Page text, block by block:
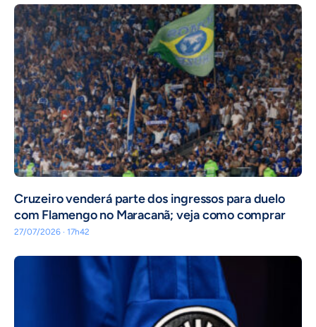
Cruzeiro venderá parte dos ingressos para duelo
com Flamengo no Maracanã; veja como comprar
27/07/2026 · 17h42